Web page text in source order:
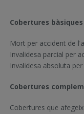
Cobertures bàsiques
Mort per accident de
Invalidesa parcial per
Invalidesa absoluta
Cobertures
Cobertures que